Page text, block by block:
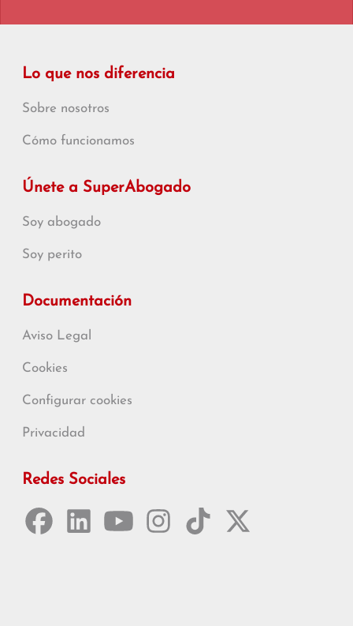
Lo que nos diferencia
Sobre nosotros
Cómo funcionamos
Únete a SuperAbogado
Soy abogado
Soy perito
Documentación
Aviso Legal
Cookies
Configurar cookies
Privacidad
Redes Sociales